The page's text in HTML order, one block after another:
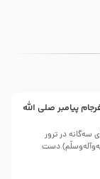
پیامبر صلی الله
سه‌گانه در ترور
دست